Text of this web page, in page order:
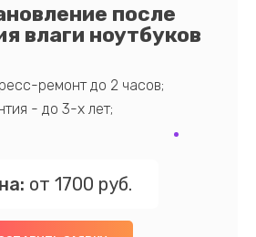
после
влаги ноутбуков
ремонт до 2 часов;
- до 3-х лет;
от 1700 руб.